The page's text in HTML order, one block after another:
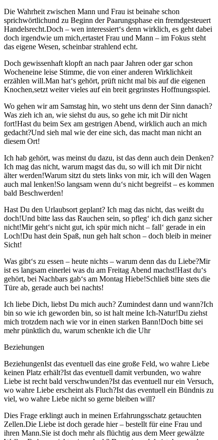
Die Wahrheit zwischen Mann und Frau ist beinahe schon
sprichwörtlichund zu Beginn der Paarungsphase ein fremdgesteuert
Handelsrecht.Doch – wen interessiert‘s denn wirklich, es geht dabei
doch irgendwie um mich,ertastet Frau und Mann – im Fokus steht
das eigene Wesen, scheinbar strahlend echt.
Doch gewissenhaft klopft an nach paar Jahren oder gar schon
Wocheneine leise Stimme, die von einer anderen Wirklichkeit
erzählen will.Man hat‘s gehört, prüft nicht mal bis auf die eigenen
Knochen,setzt weiter vieles auf ein breit gegrinstes Hoffnungsspiel.
Wo gehen wir am Samstag hin, wo steht uns denn der Sinn danach?
Was zieh ich an, wie siehst du aus, so gehe ich mit Dir nicht
fort!Hast du beim Sex am gestrigen Abend, wirklich auch an mich
gedacht?Und sieh mal wie der eine sich, das macht man nicht an
diesem Ort!
Ich hab gehört, was meinst du dazu, ist das denn auch dein Denken?
Ich mag das nicht, warum magst das du, so will ich mit Dir nicht
älter werden!Warum sitzt du stets links von mir, ich will den Wagen
auch mal lenken!So langsam wenn du‘s nicht begreifst – es kommen
bald Beschwerden!
Hast Du den Urlaubsort geplant? Ich mag das nicht, das weißt du
doch!Und bitte lass das Rauchen sein, so pfleg‘ ich dich ganz sicher
nicht!Mir geht‘s nicht gut, ich spür mich nicht – fall‘ gerade in ein
Loch!Du hast dein Spaß, nun geh halt schon – doch bleib in meiner
Sicht!
Was gibt‘s zu essen – heute nichts – warum denn das du Liebe?Mir
ist es langsam einerlei was du am Freitag Abend machst!Hast du‘s
gehört, bei Nachbars gab‘s am Montag Hiebe!Schließ bitte stets die
Türe ab, gerade auch bei nachts!
Ich liebe Dich, liebst Du mich auch? Zumindest dann und wann?Ich
bin so wie ich geworden bin, so ist halt meine Ich-Natur!Du ziehst
mich trotzdem nach wie vor in einen starken Bann!Doch bitte sei
mehr pünktlich du, warum schenkte ich die Uhr
Beziehungen
BeziehungenIst das eventuell das eine große Feld, wo wahre Liebe
keinen Platz erhält?Ist das eventuell damit verbunden, wo wahre
Liebe ist recht bald verschwunden?Ist das eventuell nur ein Versuch,
wo wahre Liebe erscheint als Fluch?Ist das eventuell ein Bündnis zu
viel, wo wahre Liebe nicht so gerne bleiben will?
Dies Frage erklingt auch in meinen Erfahrungsschatz getauchten
Zellen.Die Liebe ist doch gerade hier – bestellt für eine Frau und
ihren Mann.Sie ist doch mehr als flüchtig aus dem Meer gewälzte